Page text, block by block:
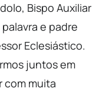
Bispo Auxiliar
e padre
Eclesiástico.
juntos em
com muita